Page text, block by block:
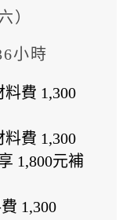
）
小時
費 1,300
費 1,300
1,800元補
1,300